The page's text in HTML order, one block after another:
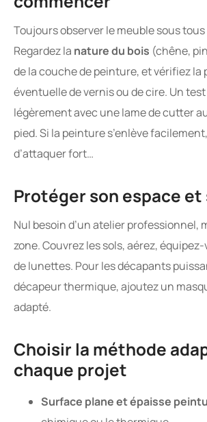
Toujours observer le meuble sous tous
Regardez la nature du bois (chêne,
de la couche de peinture, et vérifiez la
éventuelle de vernis ou de cire. Un
légèrement avec une lame de cutter
pied. Si la peinture s’enlève
d’attaquer fort…
Protéger son espace
Nul besoin d’un atelier professionnel,
zone. Couvrez les sols, aérez,
de lunettes. Pour les décapants
décapeur thermique, ajoutez un
adapté.
Choisir la méthode
chaque projet
Surface plane et épaisse